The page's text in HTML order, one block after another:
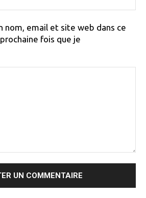
:
nom, email et site web dans ce
fois que je